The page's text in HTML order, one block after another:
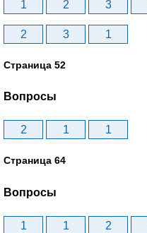
1 2 3
2 3 1
Страница 52
Вопросы
2 1 1
Страница 64
Вопросы
1 1 2